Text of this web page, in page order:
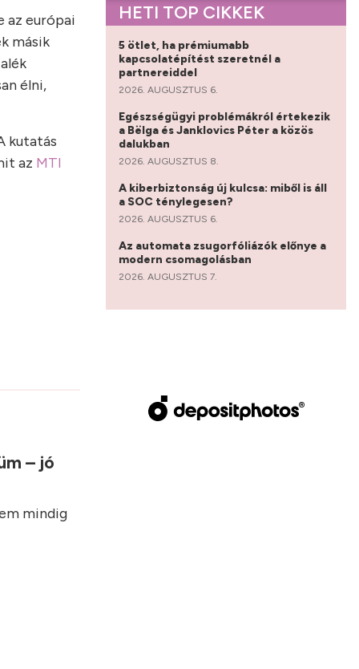
az európai
másik
élni,
kutatás
az MTI
– jó
mindig
HETI TOP CIKKEK
5 ötlet, ha prémiumabb
kapcsolatépítést szeretnél a
partnereiddel
2026. AUGUSZTUS 6.
Egészségügyi problémákról értekezik
a Bëlga és Janklovics Péter a közös
dalukban
2026. AUGUSZTUS 8.
A kiberbiztonság új kulcsa: miből is áll
a SOC ténylegesen?
2026. AUGUSZTUS 6.
Az automata zsugorfóliázók előnye a
modern csomagolásban
2026. AUGUSZTUS 7.